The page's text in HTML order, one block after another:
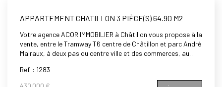
APPARTEMENT CHATILLON 3 PIÈCE(S) 64.90 M2
Votre agence ACOR IMMOBILIER à Châtillon vous propose à la
vente, entre le Tramway T6 centre de Châtillon et parc André
Malraux, à deux pas du centre ville et des commerces, au
petite copropriété récente de standing, un appartement de
3 pièces de 64,90 m2, comprenant: entrée, cuisine ouverte
Ref. : 1283